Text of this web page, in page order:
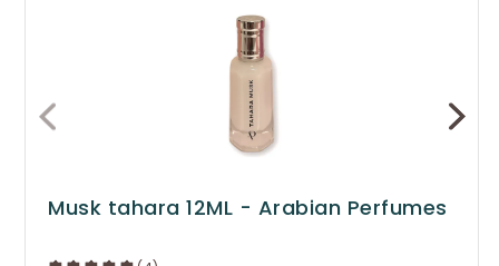
Musk tahara 12ML - Arabian Perfumes